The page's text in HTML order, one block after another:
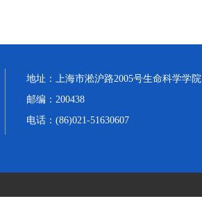
地址：上海市淞沪路2005号生命科学学院
邮编：200438
电话：(86)021-51630607